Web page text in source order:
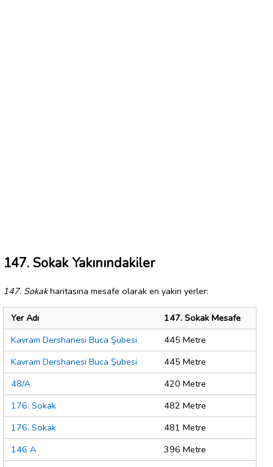
147. Sokak Yakınındakiler
147. Sokakharitasına mesafe olarak en yakın yerler:
Yer Adı
147. Sokak Mesafe
Kavram Dershanesi Buca Şubesi
445 Metre
Kavram Dershanesi Buca Şubesi
445 Metre
48/A
420 Metre
176. Sokak
482 Metre
176. Sokak
481 Metre
146 A
396 Metre